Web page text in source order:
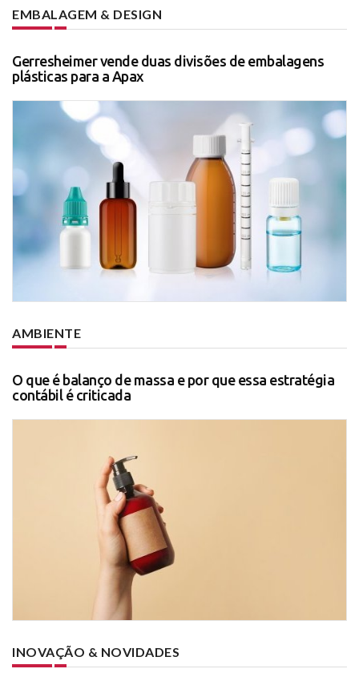
EMBALAGEM & DESIGN
Gerresheimer vende duas divisões de embalagens
plásticas para a Apax
AMBIENTE
O que é balanço de massa e por que essa estratégia
contábil é criticada
INOVAÇÃO & NOVIDADES